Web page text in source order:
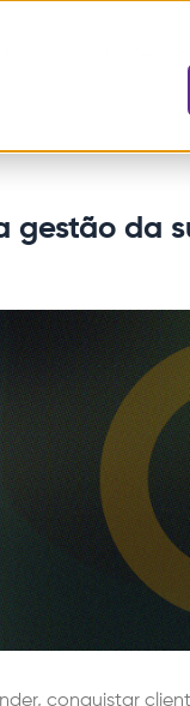
gestão da
conquistar